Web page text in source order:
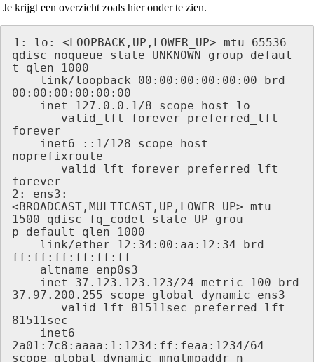
Je krijgt een overzicht zoals hier onder te zien.
1: lo: <LOOPBACK,UP,LOWER_UP> mtu 65536
qdisc noqueue state UNKNOWN group defaul
t qlen 1000
00:00:00:00:00:00
forever
noprefixroute
forever
2: ens3:
<BROADCAST,MULTICAST,UP,LOWER_UP> mtu
1500 qdisc fq_codel state UP grou
p default qlen 1000
ff:ff:ff:ff:ff:ff
37.97.200.255 scope global dynamic ens3
81511sec
2a01:7c8:aaaa:1:1234:ff:feaa:1234/64
scope global dynamic mngtmpaddr n